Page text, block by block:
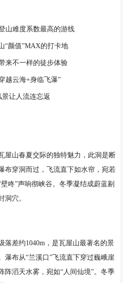
山难度系数最高的游线
“颜值”MAX的打卡地
来不一样的徒步体验
越云海+身临飞瀑”
让人流连忘返
屋山春夏交际的独特魅力， 此洞是断
布穿洞而过，飞流直下如水帘，宛若
咚”声响彻峡谷。冬季凝结成蔚蓝剔
洞穴。
差约1040m，是瓦屋山最著名的景
瀑布从“兰溪口”飞流直下穿过巍峨崖
阵滔天水雾，宛如“人间仙境”。冬季